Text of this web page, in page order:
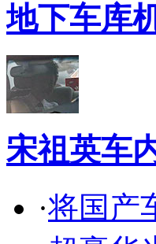
地下车库
宋祖英车
·将国产